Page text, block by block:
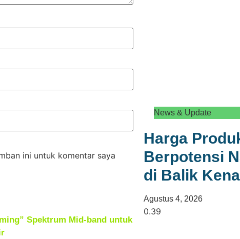
ini untuk komentar saya
Spektrum Mid-band untuk
News & Update
Harga
Berpotensi
di Balik
Agustus 4, 2026